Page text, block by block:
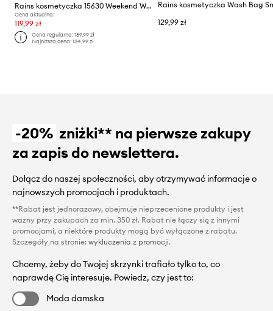
Rains kosmetyczka 15630 Weekend Wash Bag
Cena aktualna:
119,99 zł
Cena regularna:189,99 zł
Najniższa cena:134,99 zł
129,99 zł
-20% zniżki** na pierwsze zakupy
za zapis do newslettera.
Dołącz do naszej społeczności, aby otrzymywać informacje o
najnowszych promocjach i produktach.
**Rabat jest jednorazowy, obejmuje nieprzecenione produkty i jest
ważny przy zakupach za min. 350 zł. Rabat nie łączy się z innymi
promocjami, a niektóre produkty mogą być wyłączone z rabatu.
Szczegóły na stronie: wykluczenia z promocji.
Chcemy, żeby do Twojej skrzynki trafiało tylko to, co
naprawdę Cię interesuje. Powiedz, czy jest to:
Moda damska